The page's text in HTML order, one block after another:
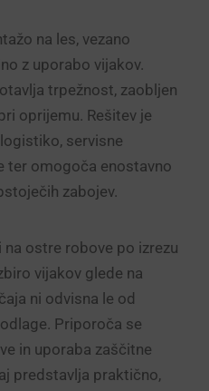
na les, vezano
z uporabo vijakov.
trpežnost, zaobljen
oprijemu. Rešitev je
servisne
ter omogoča enostavno
zabojev.
ostre robove po izrezu
vijakov glede na
ni odvisna le od
Priporoča se
in uporaba zaščitne
predstavlja praktično,